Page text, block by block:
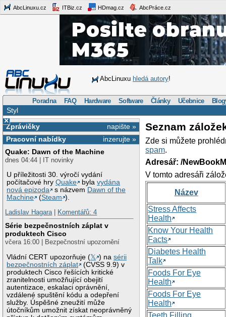
AbcLinuxu.cz ITBiz.cz HDmag.cz AbcPráce.cz
AbcLinuxu hledá autory!
Poradna FAQ Hardware Software Články Učebnice
Styl
×
napište »
Zprávičky
inzerujte »
Pracovní nabídky
Quake: Dawn of the Machine
dnes 04:44 | IT novinky
U příležitosti 30. výročí vydání
počítačové hryQuake bylavydána
nová epizoda
s názvem Dawn of the
Machine
(Steam ).
Ladislav Hagara| Komentářů: 4
Série bezpečnostních záplat v
produktech Cisco
včera 16:00 | Bezpečnostní upozornění
Vládní CERT upozorňuje (𝕏 ) nasérii
bezpečnostních záplat
(CVSS 9.9) v
produktech Cisco řešících kritické
zranitelnosti umožňující obejití
autentizace, eskalaci oprávnění,
vzdálené spuštění kódu a odepření
služby. Úspěšné zneužití může
útočníkům umožnit získat neoprávněný
Seznam
Zde si můžete
spam.
Adresář: /
V tomto adresáři
Název
Stress Affects
Health
Know Your Health
Facts
Diabetes Health
Talk
Foods For Eye
Health
Foods For Eye
Health
Teeth Filling